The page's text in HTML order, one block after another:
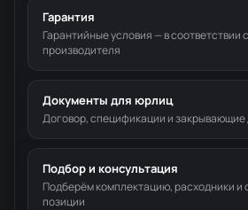
Гарантия
Гарантийные условия — в соответствии
производителя
Документы для юрлиц
Договор, спецификации и закрывающие
Подбор и консультация
Подберём комплектацию, расходники и
позиции